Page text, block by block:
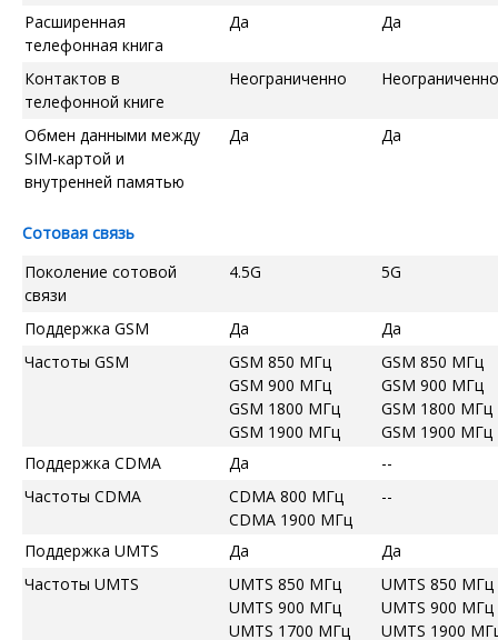
Расширенная
телефонная книга
Да Да
Контактов в
телефонной книге
Неограниченно Неограниченно
Обмен данными между
SIM-картой и
внутренней памятью
Да Да
Сотовая связь
Поколение сотовой
связи
4.5G 5G
Поддержка GSM Да
Да
Частоты GSM
GSM 850 МГц
GSM 900 МГц
GSM 1800 МГц
GSM 1900 МГц
GSM 850 МГц
GSM 900 МГц
GSM 1800 МГц
GSM 1900 МГц
Поддержка CDMA
Да
--
Частоты CDMA
CDMA 800 МГц
CDMA 1900 МГц
--
Поддержка UMTS Да
Да
Частоты UMTS
UMTS 850 МГц
UMTS 900 МГц
UMTS 1700 МГц
UMTS 850 МГц
UMTS 900 МГц
UMTS 1900